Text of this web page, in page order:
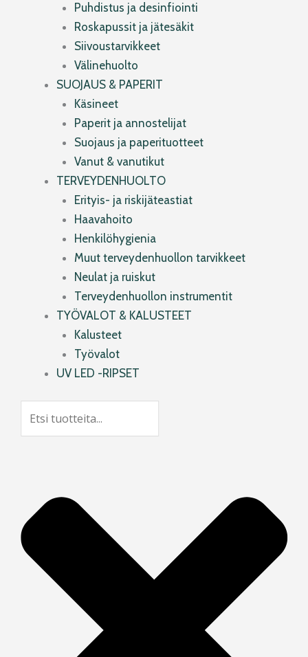
Puhdistus ja desinfiointi
Roskapussit ja jätesäkit
Siivoustarvikkeet
Välinehuolto
SUOJAUS & PAPERIT
Käsineet
Paperit ja annostelijat
Suojaus ja paperituotteet
Vanut & vanutikut
TERVEYDENHUOLTO
Erityis- ja riskijäteastiat
Haavahoito
Henkilöhygienia
Muut terveydenhuollon tarvikkeet
Neulat ja ruiskut
Terveydenhuollon instrumentit
TYÖVALOT & KALUSTEET
Kalusteet
Työvalot
UV LED -RIPSET